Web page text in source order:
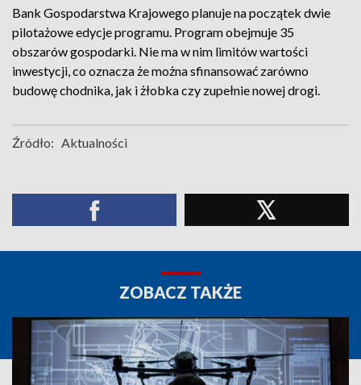
Bank Gospodarstwa Krajowego planuje na początek dwie
pilotażowe edycje programu. Program obejmuje 35
obszarów gospodarki. Nie ma w nim limitów wartości
inwestycji, co oznacza że można sfinansować zarówno
budowę chodnika, jak i żłobka czy zupełnie nowej drogi.
Źródło: Aktualności
ZOBACZ TAKŻE